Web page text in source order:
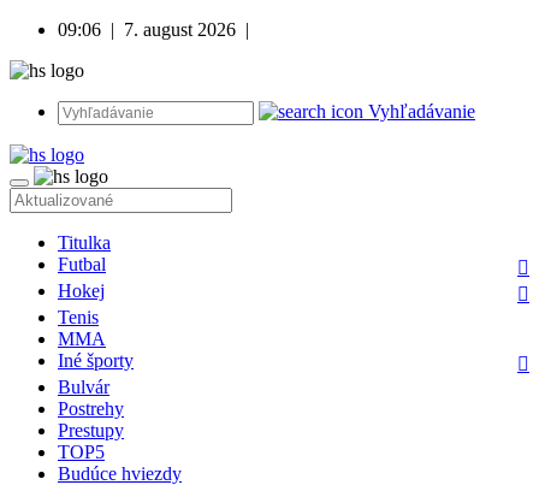
09:06 | 7. august 2026 |
Vyhľadávanie
Titulka
Futbal
Hokej
Tenis
MMA
Iné športy
Bulvár
Postrehy
Prestupy
TOP5
Budúce hviezdy